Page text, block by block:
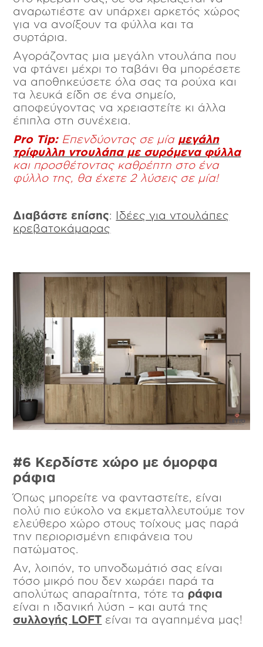
αναρωτιέστε αν υπάρχει αρκετός χώρος
για να ανοίξουν τα φύλλα και τα
συρτάρια.
Αγοράζοντας μια μεγάλη ντουλάπα που
να φτάνει μέχρι το ταβάνι θα μπορέσετε
να αποθηκεύσετε όλα σας τα ρούχα και
τα λευκά είδη σε ένα σημείο,
αποφεύγοντας να χρειαστείτε κι άλλα
έπιπλα στη συνέχεια.
Pro Tip: Επενδύοντας σε μία μεγάλη
τρίφυλλη ντουλάπα με συρόμενα φύλλα
και προσθέτοντας καθρέπτη στο ένα
φύλλο της, θα έχετε 2 λύσεις σε μία!
Διαβάστε επίσης: Ιδέες για ντουλάπες
κρεβατοκάμαρας
#6 Κερδίστε χώρο με όμορφα
ράφια
Όπως μπορείτε να φανταστείτε, είναι
πολύ πιο εύκολο να εκμεταλλευτούμε τον
ελεύθερο χώρο στους τοίχους μας παρά
την περιορισμένη επιφάνεια του
πατώματος.
Αν, λοιπόν, το υπνοδωμάτιό σας είναι
τόσο μικρό που δεν χωράει παρά τα
απολύτως απαραίτητα, τότε τα ράφια
είναι η ιδανική λύση – και αυτά της
συλλογής LOFT είναι τα αγαπημένα μας!